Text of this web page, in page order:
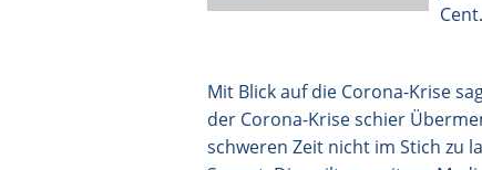
Mit Blick auf die Corona-Krise
der Corona-Krise schier
schweren Zeit nicht im Stich zu